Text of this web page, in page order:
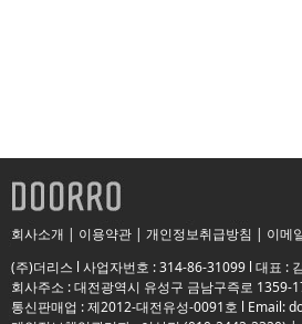
회사소개 | 이용약관 | 개인정보취급방침 | 이메
(주)더리스 l 사업자번호 : 314-86-31099 l 대표 :
회사주소 : 대전광역시 유성구 금남구즉로 1359-
통신판매업 : 제2012-대전유성-0091호 l Email: